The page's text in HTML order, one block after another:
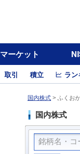
マーケット
取引 積立 ラ
国内株式 > ふくお
国内株式